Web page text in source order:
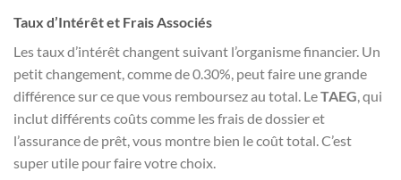
Taux d’Intérêt et Frais Associés
Les taux d’intérêt changent suivant l’organisme financier. Un
petit changement, comme de 0.30%, peut faire une grande
différence sur ce que vous remboursez au total. LeTAEG, qui
inclut différents coûts comme les frais de dossier et
l’assurance de prêt, vous montre bien le coût total. C’est
super utile pour faire votre choix.